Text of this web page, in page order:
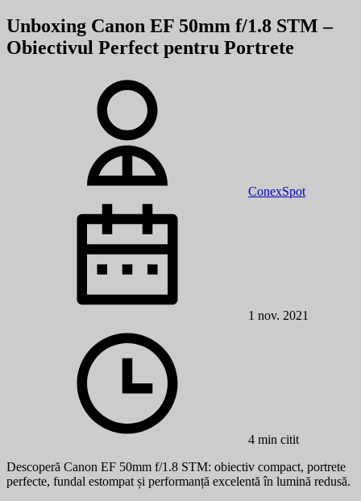
Unboxing Canon EF 50mm f/1.8 STM –
Obiectivul Perfect pentru Portrete
ConexSpot
1 nov. 2021
4 min citit
Descoperă Canon EF 50mm f/1.8 STM: obiectiv compact, portrete
perfecte, fundal estompat și performanță excelentă în lumină redusă.